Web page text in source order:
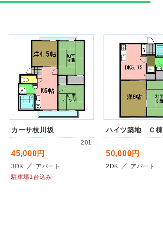
カーサ枝川坂
201
45,000円
3DK ／
アパート
駐車場1台込み
ハイツ築地 Ｃ棟
50,000円
2DK ／ アパート